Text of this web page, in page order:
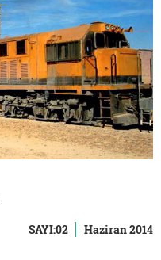
SAYI:02 Haziran 2014